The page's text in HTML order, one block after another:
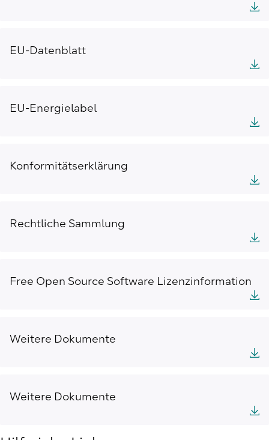
EU-Datenblatt
EU-Energielabel
Konformitätserklärung
Rechtliche Sammlung
Free Open Source Software Lizenzinformation
Weitere Dokumente
Weitere Dokumente